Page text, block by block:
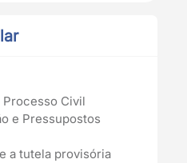
Processo Civil
e Pressupostos
a tutela provisória